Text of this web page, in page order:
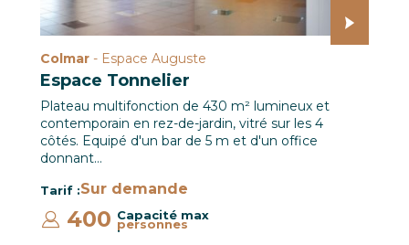
Colmar - Espace Auguste
Espace Tonnelier
Plateau multifonction de 430 m² lumineux et
contemporain en rez-de-jardin, vitré sur les 4
côtés. Equipé d'un bar de 5 m et d'un office
donnant…
Tarif :Sur demande
Capacité max
:
400 personnes